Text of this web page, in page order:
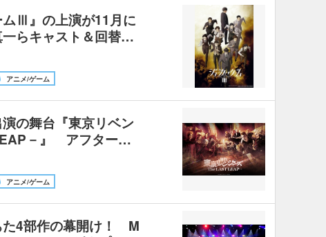
Ⅲ』の上演が11月に
らキャスト＆回替…
アニメ/ゲーム
の舞台『東京リベン
－』 アフター…
アニメ/ゲーム
た4部作の幕開け！ M